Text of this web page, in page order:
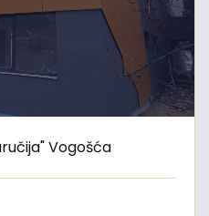
Vogošća